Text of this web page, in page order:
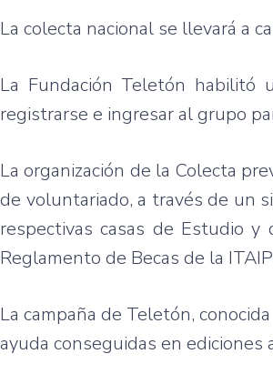
La colecta nacional se llevará a
La Fundación Teletón
registrarse e ingresar al grupo
La organización de la Colecta
de voluntariado, a través de un
respectivas casas de Estudio
Reglamento de Becas de la
La campaña de Teletón,
ayuda conseguidas en ediciones